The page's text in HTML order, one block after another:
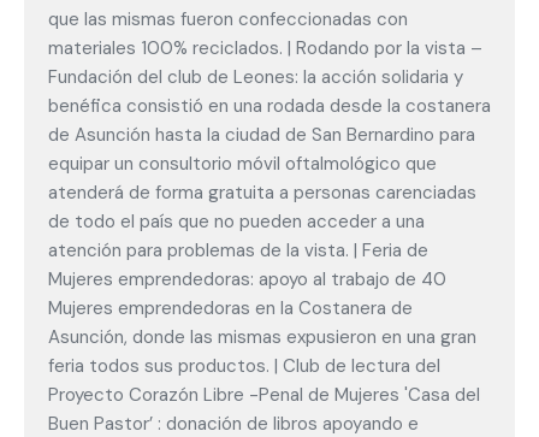
que las mismas fueron confeccionadas con
materiales 100% reciclados. | Rodando por la vista –
Fundación del club de Leones: la acción solidaria y
benéfica consistió en una rodada desde la costanera
de Asunción hasta la ciudad de San Bernardino para
equipar un consultorio móvil oftalmológico que
atenderá de forma gratuita a personas carenciadas
de todo el país que no pueden acceder a una
atención para problemas de la vista. | Feria de
Mujeres emprendedoras: apoyo al trabajo de 40
Mujeres emprendedoras en la Costanera de
Asunción, donde las mismas expusieron en una gran
feria todos sus productos. | Club de lectura del
Proyecto Corazón Libre -Penal de Mujeres 'Casa del
Buen Pastor’ : donación de libros apoyando e